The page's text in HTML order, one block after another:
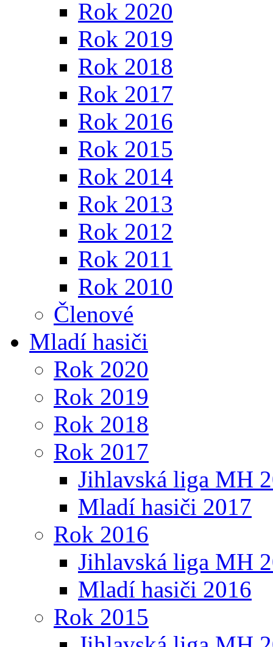
Rok 2020
Rok 2019
Rok 2018
Rok 2017
Rok 2016
Rok 2015
Rok 2014
Rok 2013
Rok 2012
Rok 2011
Rok 2010
Členové
Mladí hasiči
Rok 2020
Rok 2019
Rok 2018
Rok 2017
Jihlavská liga MH
Mladí hasiči 2017
Rok 2016
Jihlavská liga MH
Mladí hasiči 2016
Rok 2015